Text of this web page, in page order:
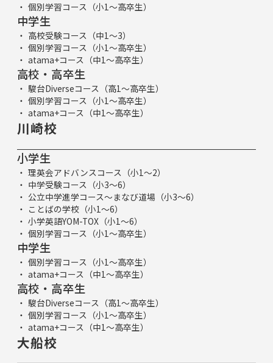
個別学習コース（小1～高卒生）
中学生
高校受験コース（中1～3）
個別学習コース（小1～高卒生）
atama+コース（中1～高卒生）
高校・高卒生
駿台Diverseコース（高1～高卒生）
個別学習コース（小1～高卒生）
atama+コース（中1～高卒生）
川崎校
小学生
理英会アドバンスコース（小1～2）
中学受験コース（小3～6）
公立中学進学コース～まなび道場（小3～6）
ことばの学校（小1～6）
小学英語YOM-TOX（小1～6）
個別学習コース（小1～高卒生）
中学生
個別学習コース（小1～高卒生）
atama+コース（中1～高卒生）
高校・高卒生
駿台Diverseコース（高1～高卒生）
個別学習コース（小1～高卒生）
atama+コース（中1～高卒生）
大船校